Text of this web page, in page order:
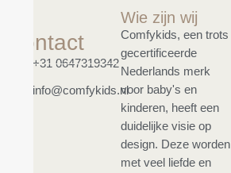
Contact
+31 0647319342
info@comfykids.nl
Wie zijn wij
Comfykids, een trots
gecertificeerde
Nederlands merk
voor baby's en
kinderen, heeft een
duidelijke visie op
design. Deze worden
met veel liefde en